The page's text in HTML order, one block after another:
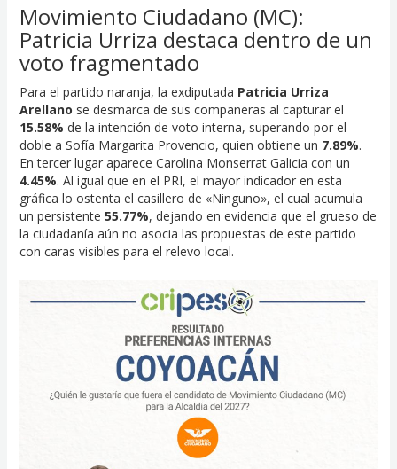
Movimiento Ciudadano (MC):
Patricia Urriza destaca dentro de un
voto fragmentado
Para el partido naranja, la exdiputada Patricia Urriza
Arellano se desmarca de sus compañeras al capturar el
15.58% de la intención de voto interna, superando por el
doble a Sofía Margarita Provencio, quien obtiene un 7.89%.
En tercer lugar aparece Carolina Monserrat Galicia con un
4.45%. Al igual que en el PRI, el mayor indicador en esta
gráfica lo ostenta el casillero de «Ninguno», el cual acumula
un persistente 55.77%, dejando en evidencia que el grueso de
la ciudadanía aún no asocia las propuestas de este partido
con caras visibles para el relevo local.